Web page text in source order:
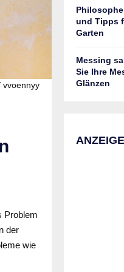
vvoennyy
Problem
der
wie
und Tipps
Garten
Messing
Sie Ihre
Glänzen
ANZEIGE